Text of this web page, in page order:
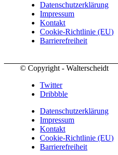
Datenschutzerklärung
Impressum
Kontakt
Cookie-Richtlinie (EU)
Barrierefreiheit
© Copyright - Walterscheidt
Twitter
Dribbble
Datenschutzerklärung
Impressum
Kontakt
Cookie-Richtlinie (EU)
Barrierefreiheit